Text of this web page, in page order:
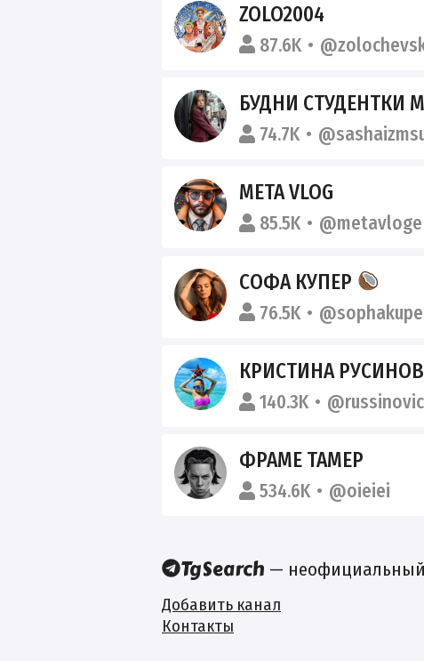
ZOLO2004
87.6K
БУДНИ СТУДЕНТКИ
74.7K
META VLOG
85.5K @metavloge
СОФА КУПЕР
76.5K
КРИСТИНА
140.3K
ФРАМЕ ТАМЕР
534.6K @oieiei
— неофициальный
Добавить канал
Контакты